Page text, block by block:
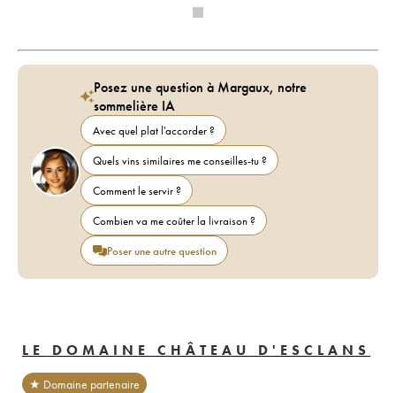
Posez une question à Margaux, notre
sommelière IA
Avec quel plat l'accorder ?
Quels vins similaires me conseilles-tu ?
Comment le servir ?
Combien va me coûter la livraison ?
Poser une autre question
LE DOMAINE CHÂTEAU D'ESCLANS
★ Domaine partenaire